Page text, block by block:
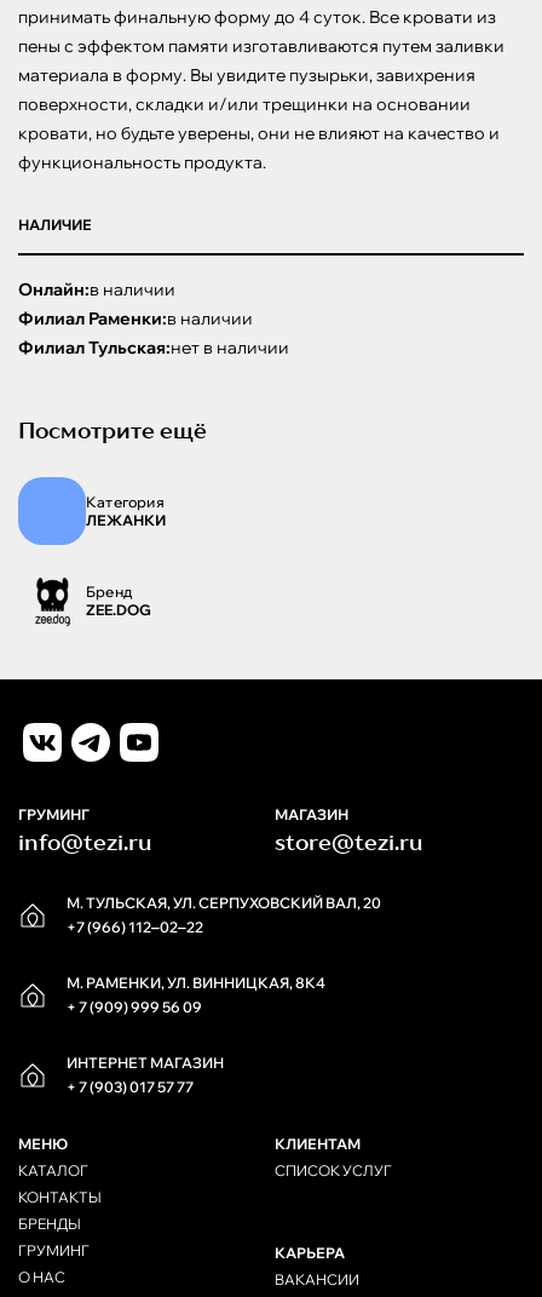
принимать финальную форму до 4 суток. Все кровати из
пены с эффектом памяти изготавливаются путем заливки
материала в форму. Вы увидите пузырьки, завихрения
поверхности, складки и/или трещинки на основании
кровати, но будьте уверены, они не влияют на качество и
функциональность продукта.
НАЛИЧИЕ
Онлайн:в наличии
Филиал Раменки:в наличии
Филиал Тульская:нет в наличии
Посмотрите ещё
Категория
ЛЕЖАНКИ
Бренд
ZEE.DOG
М. ТУЛЬСКАЯ, УЛ. СЕРПУХОВСКИЙ ВАЛ, 20
+7 (966) 112‒02‒22
М. РАМЕНКИ, УЛ. ВИННИЦКАЯ, 8К4
+ 7 (909) 999 56 09
ИНТЕРНЕТ МАГАЗИН
+ 7 (903) 017 57 77
ГРУМИНГ
info@tezi.ru
МАГАЗИН
store@tezi.ru
МЕНЮ
КАТАЛОГ
КОНТАКТЫ
БРЕНДЫ
ГРУМИНГ
О НАС
КЛИЕНТАМ
СПИСОК УСЛУГ
КАРЬЕРА
ВАКАНСИИ